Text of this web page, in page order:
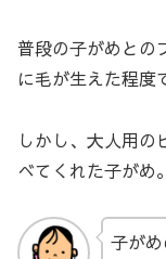
普段の子がめとの
に毛が生えた程度
しかし、大人用
べてくれた子がめ。
子が